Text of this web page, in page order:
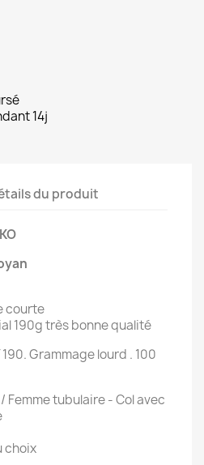
14j
du produit
courte
190g très bonne qualité
190. Grammage lourd . 100
Femme tubulaire - Col avec
choix